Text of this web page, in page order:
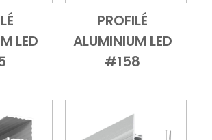
Cart
Vue d'ensemble
LED
Add to Cart
Vue
PROFILÉ
ALUMINIUM LED
#158